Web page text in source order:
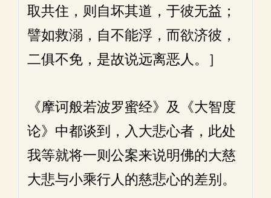
取共住，则自坏其道，于彼无益；
譬如救溺，自不能浮，而欲济彼，
二俱不免，是故说远离恶人。］
《摩诃般若波罗蜜经》及《大智度
论》中都谈到，入大悲心者，此处
我等就将一则公案来说明佛的大慈
大悲与小乘行人的慈悲心的差别。